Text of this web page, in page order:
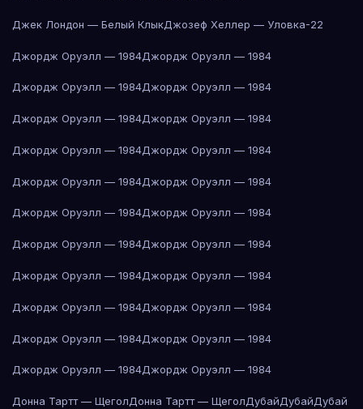
Джек Лондон — Белый КлыкДжозеф Хеллер — Уловка-22
Джордж Оруэлл — 1984Джордж Оруэлл — 1984
Джордж Оруэлл — 1984Джордж Оруэлл — 1984
Джордж Оруэлл — 1984Джордж Оруэлл — 1984
Джордж Оруэлл — 1984Джордж Оруэлл — 1984
Джордж Оруэлл — 1984Джордж Оруэлл — 1984
Джордж Оруэлл — 1984Джордж Оруэлл — 1984
Джордж Оруэлл — 1984Джордж Оруэлл — 1984
Джордж Оруэлл — 1984Джордж Оруэлл — 1984
Джордж Оруэлл — 1984Джордж Оруэлл — 1984
Джордж Оруэлл — 1984Джордж Оруэлл — 1984
Джордж Оруэлл — 1984Джордж Оруэлл — 1984
Донна Тартт — ЩеголДонна Тартт — ЩеголДубайДубайДубай